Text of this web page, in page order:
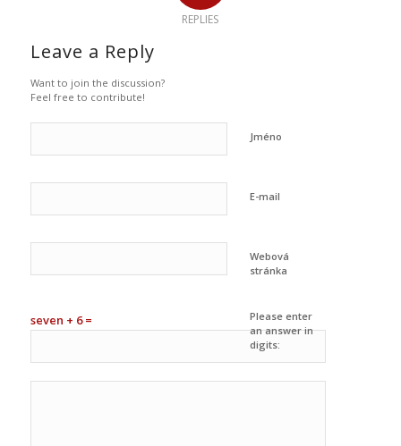
REPLIES
Leave a Reply
Want to join the discussion?
Feel free to contribute!
Jméno
E-mail
Webová
stránka
Please enter
an answer in
digits:
seven + 6 =